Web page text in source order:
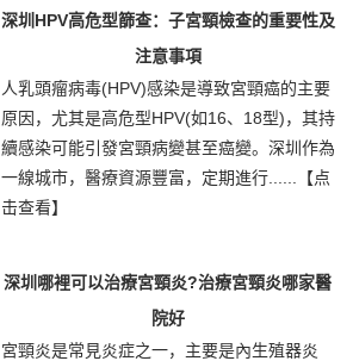
深圳HPV高危型篩查：子宮頸檢查的重要性及
注意事項
人乳頭瘤病毒(HPV)感染是導致宮頸癌的主要
原因，尤其是高危型HPV(如16、18型)，其持
續感染可能引發宮頸病變甚至癌變。深圳作為
一線城市，醫療資源豐富，定期進行......
【点
击查看】
深圳哪裡可以治療宮頸炎?治療宮頸炎哪家醫
院好
宮頸炎是常見炎症之一，主要是內生殖器炎